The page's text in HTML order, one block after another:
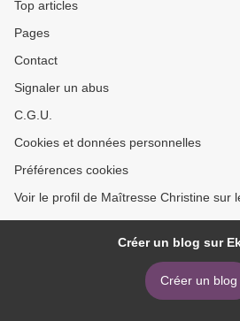
Top articles
Pages
Contact
Signaler un abus
C.G.U.
Cookies et données personnelles
Préférences cookies
Voir le profil de Maîtresse Christine sur
Créer un blog sur
Créer un blog